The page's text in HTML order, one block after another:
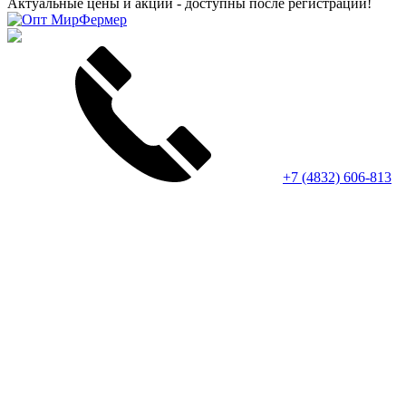
Актуальные цены и акции - доступны после регистрации!
+7 (4832) 606-813